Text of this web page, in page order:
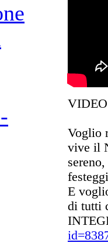
Voglio
vive il
E
di tutti